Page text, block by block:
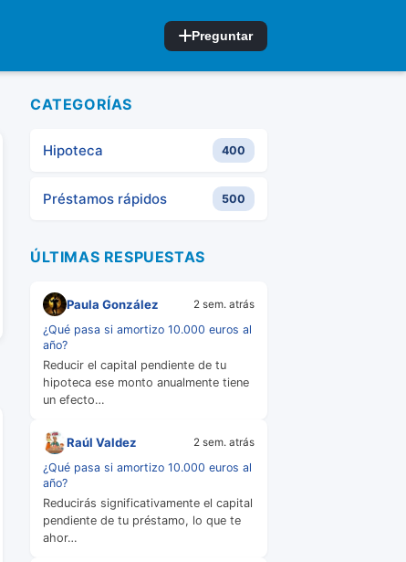
Preguntar
CATEGORÍAS
Hipoteca 400
Préstamos rápidos 500
ÚLTIMAS RESPUESTAS
Paula González 2 sem. atrás
¿Qué pasa si amortizo 10.000 euros al
año?
Reducir el capital pendiente de tu
hipoteca ese monto anualmente tiene
un efecto…
Raúl Valdez 2 sem. atrás
¿Qué pasa si amortizo 10.000 euros al
año?
Reducirás significativamente el capital
pendiente de tu préstamo, lo que te
ahor…